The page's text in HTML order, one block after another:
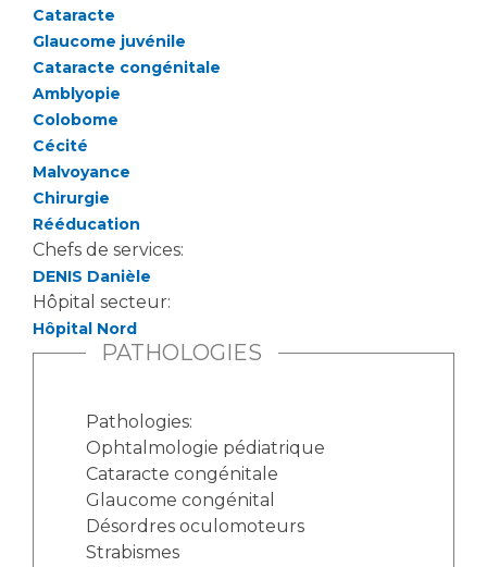
Qualité
Nos indicateurs qualité et de sécurité des soins
Protection des données
Sécurité
Les recherches en santé à l’AP-HM
Cataracte
Glaucome juvénile
Cataracte congénitale
Amblyopie
Colobome
Cécité
Malvoyance
Chirurgie
Rééducation
Chefs de services:
DENIS Danièle
Hôpital secteur:
Hôpital Nord
PATHOLOGIES
Pathologies:
Ophtalmologie pédiatrique
Cataracte congénitale
Glaucome congénital
Désordres oculomoteurs
Strabismes